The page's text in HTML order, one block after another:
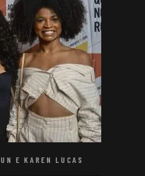
E KAREN LUCAS